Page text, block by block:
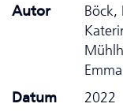
Autor
Böck,
Datum
2022